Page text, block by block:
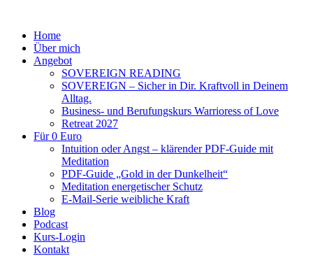
Home
Über mich
Angebot
SOVEREIGN READING
SOVEREIGN – Sicher in Dir. Kraftvoll in Deinem
Alltag.
Business- und Berufungskurs Warrioress of Love
Retreat 2027
Für 0 Euro
Intuition oder Angst – klärender PDF-Guide mit
Meditation
PDF-Guide „Gold in der Dunkelheit“
Meditation energetischer Schutz
E-Mail-Serie weibliche Kraft
Blog
Podcast
Kurs-Login
Kontakt